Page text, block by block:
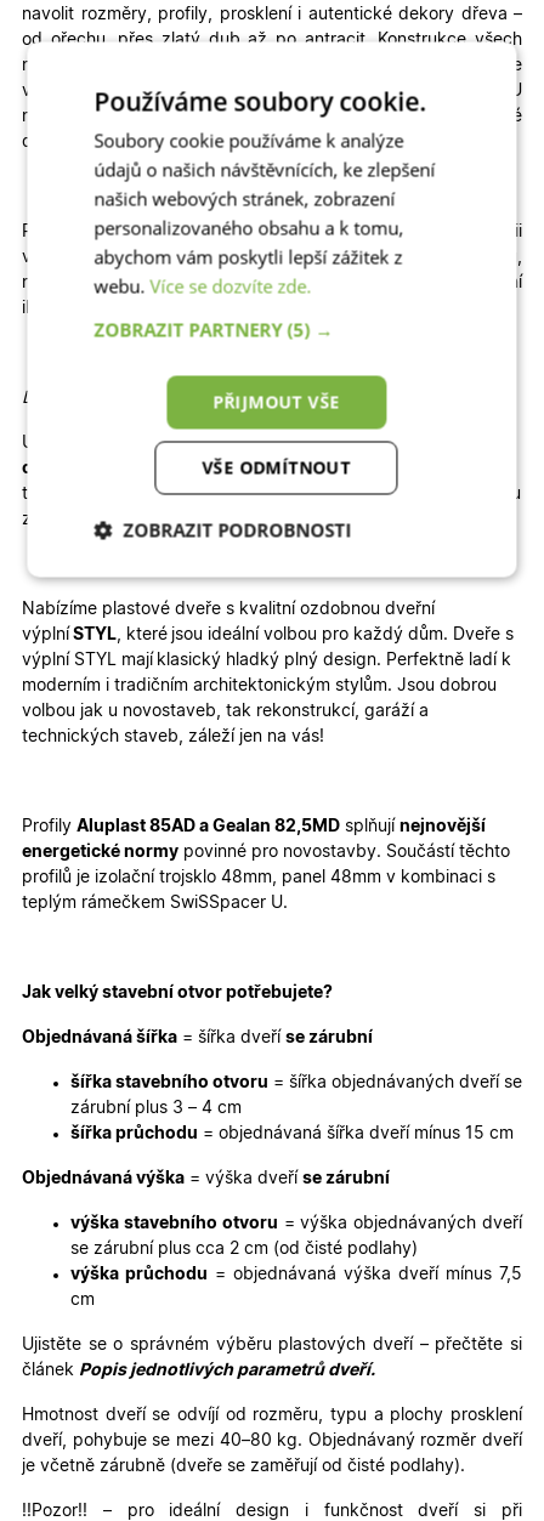
navolit rozměry, profily, prosklení i autentické dekory dřeva –
od ořechu, přes zlatý dub až po antracit. Konstrukce všech
našich hlavních i vedlejších venkovních plastových dveří je
velmi odolná a zajistí vašemu domovu teplo, klid a bezpečí. U
nás najdete nejlepší poměr ceny a kvality na trhu. Vchodové
dveře jsou za skvělou cenu!
Pokud na dveře spěcháte, navštivte naši kategorii
vchodovéExpresníplastové dveře se zrychlenou výrobou,
nebo vchodovéSkladovéplastové dveře, které jsou k dodání
ihned
Detailní informace:
U vybrané konfigurace okamžitě vidíte konečnou
ceny
. Dodání je rychlé, 6 – 8 týdnů zabere výroba a 1 – 2
týdny doprava. Velkou výhodou je jednoduchámontáž
, kterou
zvládnete sami –stačí si přečístmontážní návod
Nabízíme plastové dveře s kvalitní ozdobnou dveřní
výplní STYL, které jsou ideální volbou pro každý dům. Dveře s
výplní STYL mají klasický hladký plný design. Perfektně ladí k
moderním i tradičním architektonickým stylům. Jsou dobrou
volbou jak u novostaveb, tak rekonstrukcí, garáží a
technických staveb, záleží jen na vás!
Profily Aluplast 85AD a Gealan 82,5MD splňují nejnovější
energetické normy povinné pro novostavby. Součástí těchto
profilů je izolační trojsklo 48mm, panel 48mm v kombinaci s
teplým rámečkem SwiSSpacer U.
Jak velký stavební otvor potřebujete?
Objednávaná šířka = šířka dveří se zárubní
šířka stavebního otvoru = šířka objednávaných dveří se
zárubní plus 3 – 4 cm
šířka průchodu = objednávaná šířka dveří mínus 15 cm
Objednávaná výška = výška dveří se zárubní
výška stavebního otvoru = výška objednávaných dveří
se zárubní plus cca 2 cm (od čisté podlahy)
výška průchodu = objednávaná výška dveří mínus 7,5
cm
Ujistěte se o správném výběru plastových dveří – přečtěte si
článek Popis jednotlivých parametrů dveří.
Hmotnost dveří se odvíjí od rozměru, typu a plochy prosklení
dveří, pohybuje se mezi 40–80 kg. Objednávaný rozměr dveří
je včetně zárubně (dveře se zaměřují od čisté podlahy).
!!Pozor!! – pro ideální design i funkčnost dveří si při
Používáme soubory cookie.
Soubory cookie používáme k analýze
údajů o našich návštěvnících, ke zlepšení
našich webových stránek, zobrazení
personalizovaného obsahu a k tomu,
abychom vám poskytli lepší zážitek z
webu.Více se dozvíte zde.
ZOBRAZIT PARTNERY(5) →
PŘIJMOUT VŠE
VŠE ODMÍTNOUT
ZOBRAZIT PODROBNOSTI
Nezbytně nutné
cookies
Analytické
cookies
Marketingové
cookies
Funkční cookies
Nezbytně nutné cookies
Analytické cookies
Marketingové cookies
funkce webových stránek, jako je přihlášení
uživatele a správa účtu. Webové stránky nelze bez
Doména
udid
týdny
se
webové
stránce,
zlepšila
X-Inspishop-User-
Variant
oknadverenamiru.cz
1
Tento
specifické
verze
a
Zásadách
ochrany osobních údajů společnosti Google